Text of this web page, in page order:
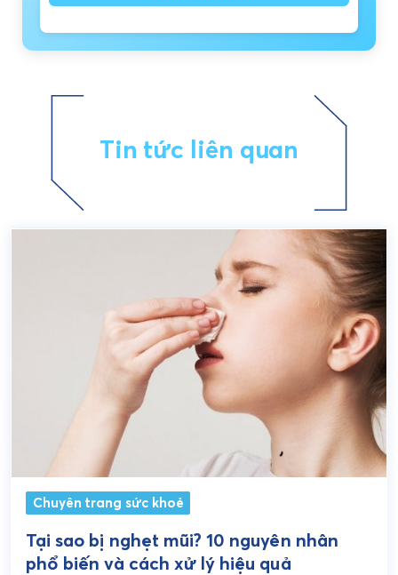
Tin tức liên quan
Chuyên trang sức khoẻ
Tại sao bị nghẹt mũi? 10 nguyên nhân
phổ biến và cách xử lý hiệu quả